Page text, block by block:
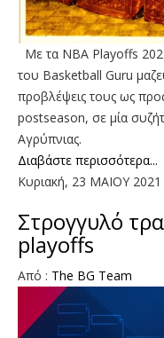
Με τα NBA Playoffs
του Basketball Guru
προβλέψεις τους ως
postseason, σε μία
Αγρύπνιας.
Διαβάστε περισσότερα...
Κυριακή, 23 ΜΑΙΟΥ 2021
Στρογγυλό
playoffs
Aπό : The BG Team